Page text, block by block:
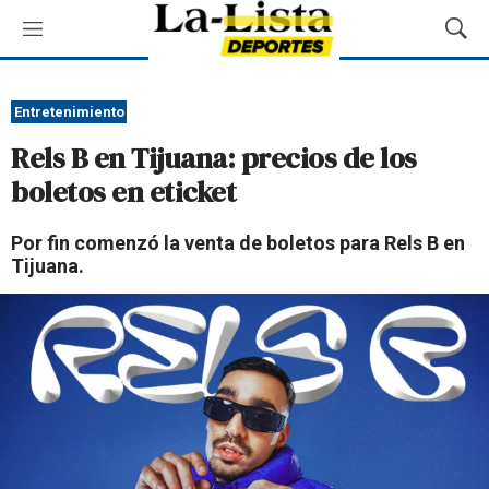
M
e
ú
M
o
s
u
e
d
a
Entretenimiento
Rels B en Tijuana: precios de los
boletos en eticket
Por fin comenzó la venta de boletos para Rels B en
Tijuana.